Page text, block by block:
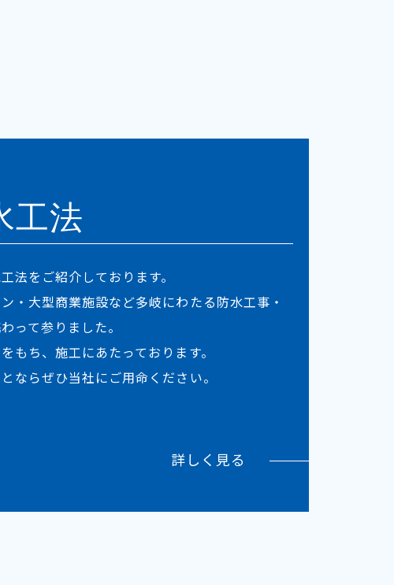
工法
法をご紹介しております。
・大型商業施設など多岐にわたる防水工事・
って参りました。
もち、施工にあたっております。
ならぜひ当社にご用命ください。
詳しく見る